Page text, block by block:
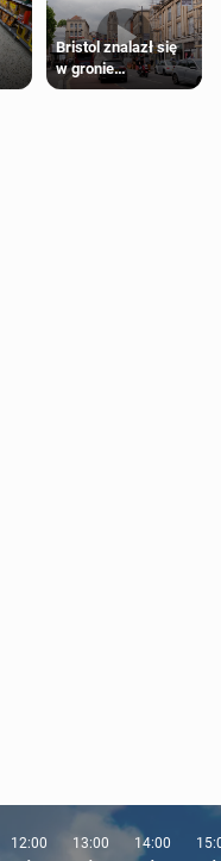
Bristol znalazł się
w gronie
najlepszych
12:00 13:00 14:00